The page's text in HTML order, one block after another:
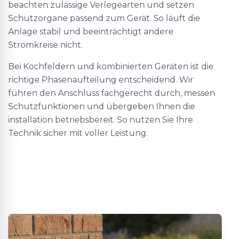
beachten zulässige Verlegearten und setzen
Schutzorgane passend zum Gerät. So läuft die
Anlage stabil und beeinträchtigt andere
Stromkreise nicht.
Bei Kochfeldern und kombinierten Geräten ist die
richtige Phasenaufteilung entscheidend. Wir
führen den Anschluss fachgerecht durch, messen
Schutzfunktionen und übergeben Ihnen die
installation betriebsbereit. So nutzen Sie Ihre
Technik sicher mit voller Leistung.